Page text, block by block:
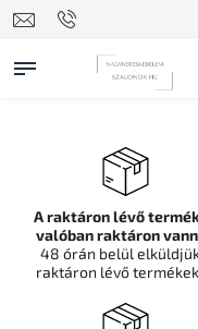
A raktáron lévő
valóban raktáron
48 órán belül
raktáron lévő